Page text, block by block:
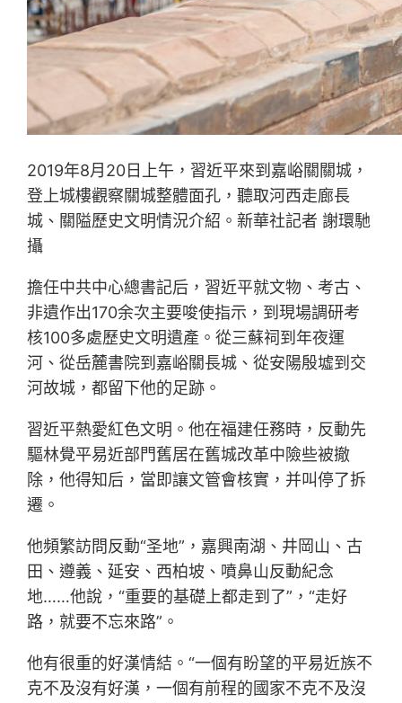
2019年8月20日上午，習近平來到嘉峪關關城，
登上城樓觀察關城整體面孔，聽取河西走廊長
城、關隘歷史文明情況介紹。新華社記者 謝環馳
攝
擔任中共中心總書記后，習近平就文物、考古、
非遺作出170余次主要唆使指示，到現場調研考
核100多處歷史文明遺產。從三蘇祠到年夜運
河、從岳麓書院到嘉峪關長城、從安陽殷墟到交
河故城，都留下他的足跡。
習近平熱愛紅色文明。他在福建任務時，反動先
驅林覺平易近部門舊居在舊城改革中險些被撤
除，他得知后，當即讓文管會核實，并叫停了拆
遷。
他頻繁訪問反動“圣地”，嘉興南湖、井岡山、古
田、遵義、延安、西柏坡、噴鼻山反動紀念
地……他說，“重要的基礎上都走到了”，“走好
路，就要不忘來路”。
他有很重的好漢情結。“一個有盼望的平易近族不
克不及沒有好漢，一個有前程的國家不克不及沒